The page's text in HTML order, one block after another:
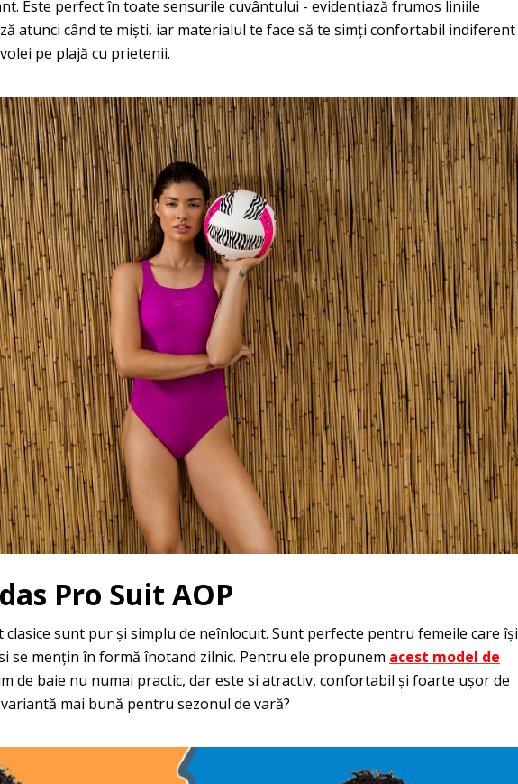
Este perfect în toate sensurile cuvântului - evidențiază frumos liniile
atunci când te miști, iar materialul te face să te simți confortabil indiferent
pe plajă cu prietenii.
Pro Suit AOP
clasice sunt pur și simplu de neînlocuit. Sunt perfecte pentru femeile care își
se mențin în formă înotand zilnic. Pentru ele propunem acest model de
de baie nu numai practic, dar este si atractiv, confortabil și foarte ușor de
mai bună pentru sezonul de vară?